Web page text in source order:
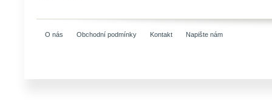
O nás Obchodní podmínky Kontakt Napište nám